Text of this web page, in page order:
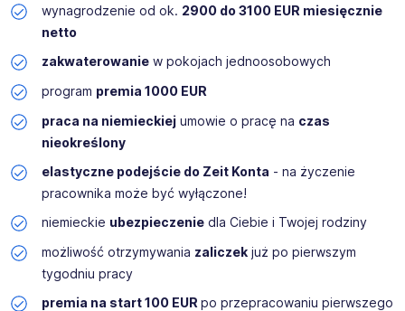
Lokalizacja - okolice Gery, 230 km od Zgorzelca!
wynagrodzenie od ok. 2900 do 3100 EUR miesięcznie
netto
zakwaterowaniew pokojach jednoosobowych
program premia 1000 EUR
praca na niemieckiejumowie o pracę na czas
nieokreślony
elastyczne podejście do Zeit Konta - na życzenie
pracownika może być wyłączone!
niemieckie ubezpieczeniedla Ciebie i Twojej rodziny
możliwość otrzymywania zaliczekjuż po pierwszym
tygodniu pracy
premia na start 100 EUR po przepracowaniu pierwszego